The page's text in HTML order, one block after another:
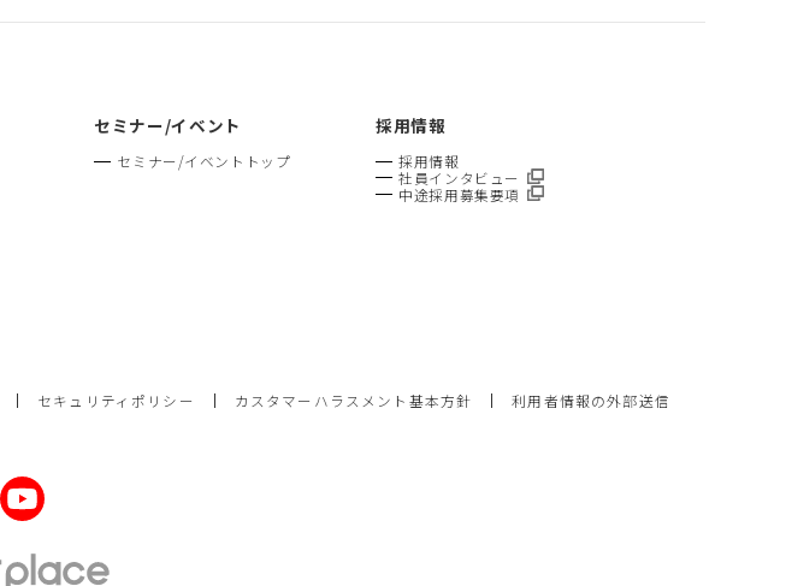
セミナー/イベント
セミナー/イベントトップ
採用情報
採用情報
社員インタビュー
中途採用募集要項
セキュリティポリシー カスタマーハラスメント基本方針 利用者情報の外部送信